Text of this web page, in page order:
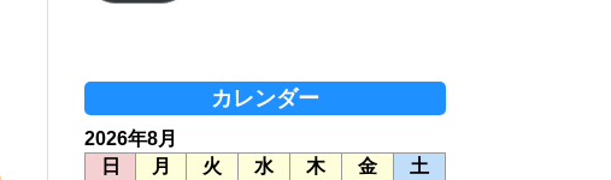
カレンダー
2026年8月
日
月 火 水 木 金
土